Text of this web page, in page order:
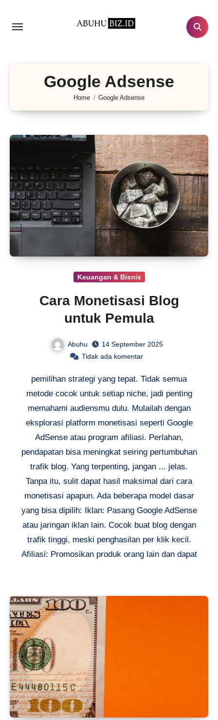
Google Adsense
Home Google Adsense
Keuangan & Bisnis
Cara Monetisasi Blog
untuk Pemula
Abuhu
14 September 2025
Tidak ada komentar
pemilihan strategi yang tepat. Tidak semua
metode cocok untuk setiap niche, jadi penting
memahami audiensmu dulu. Mulailah dengan
eksplorasi platform monetisasi seperti Google
AdSense atau program afiliasi. Perlahan,
pendapatan bisa meningkat seiring pertumbuhan
trafik blog. Yang terpenting, jangan ... jelas.
Tanpa itu, sulit dapat hasil maksimal dari cara
monetisasi apapun. Ada beberapa model dasar
yang bisa dipilih: Iklan: Pasang Google AdSense
atau jaringan iklan lain. Cocok buat blog dengan
trafik tinggi, meski penghasilan per klik kecil.
Afiliasi: Promosikan produk orang lain dan dapat